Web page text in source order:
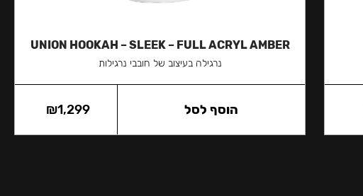
UNION HOOKAH – SLEEK – FULL ACRYL AMBER
נרגילה בעיצוב של חובבי נרגילות
₪1,299 הוסף לסל